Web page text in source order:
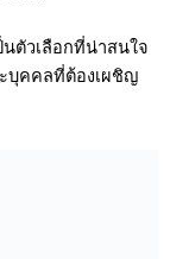
ตัวเลือกที่น่าสนใจ
บุคคลที่ต้องเผชิญ